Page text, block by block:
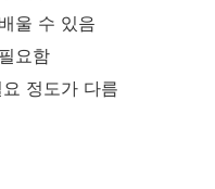
울 수 있음
요함
정도가 다름